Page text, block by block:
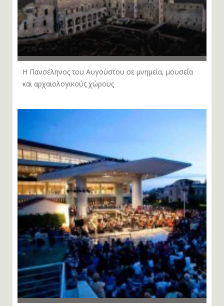
Η Πανσέληνος του Αυγούστου σε μνημεία, μουσεία
και αρχαιολογικούς χώρους